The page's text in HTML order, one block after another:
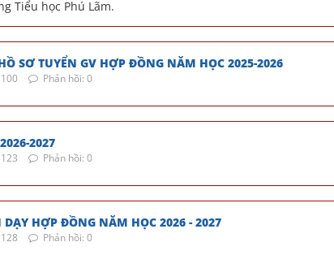
Tiểu học Phú Lãm.
SƠ TUYỂN GV HỢP ĐỒNG NĂM HỌC 2025-2026
Phản hồi: 0
2027
Phản hồi: 0
HỢP ĐỒNG NĂM HỌC 2026 - 2027
Phản hồi: 0